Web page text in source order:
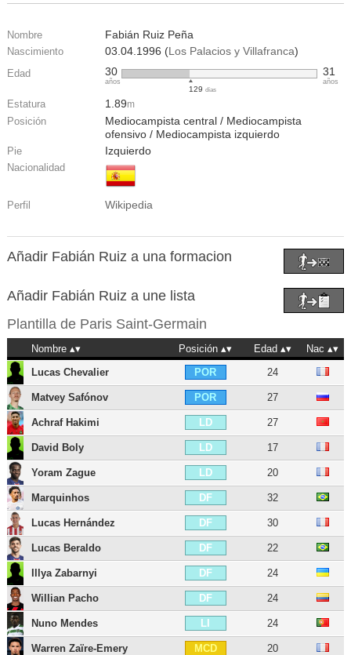
Nombre Fabián Ruiz Peña
Nascimiento 03.04.1996 (Los Palacios y Villafranca)
Edad 30
años
129días
31
años
Estatura 1.89m
Posición
Mediocampista central / Mediocampista
ofensivo / Mediocampista izquierdo
Pie Izquierdo
Nacionalidad
Perfil Wikipedia
Añadir Fabián Ruiz a una formacion
Añadir Fabián Ruiz a une lista
Plantilla de Paris Saint-Germain
Nombre Posición Edad
Nac
Lucas Chevalier
POR 24
Matvey Safónov POR 27
Achraf Hakimi LD 27
David Boly LD 17
Yoram Zague LD 20
Marquinhos DF 32
Lucas Hernández DF 30
Lucas Beraldo DF 22
Illya Zabarnyi DF 24
Willian Pacho DF 24
Nuno Mendes LI 24
Warren Zaïre-Emery MCD 20